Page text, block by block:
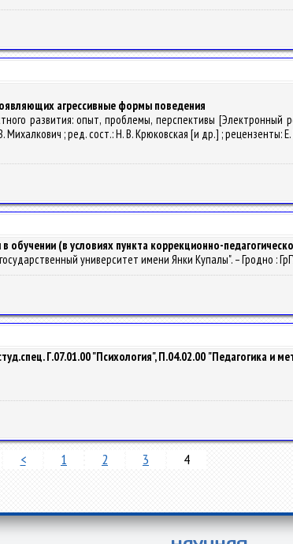
агрессивные формы поведения
развития: опыт, проблемы, перспективы [Электронный
; ред. сост.: Н. В. Крюковская [и др.] ; рецензенты:
обучении (в условиях пункта коррекционно-
университет имени Янки Купалы". – Гродно :
Г.07.01.00 "Психология", П.04.02.00 "Педагогика и
< 1 2 3 4